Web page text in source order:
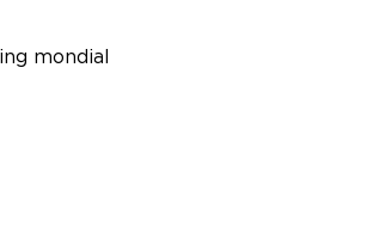
mondial